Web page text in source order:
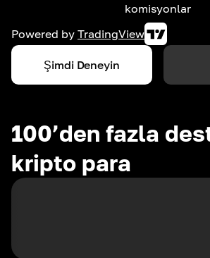
komisyonlar
Powered by TradingView
Şimdi Deneyin
100’den fazla
kripto para